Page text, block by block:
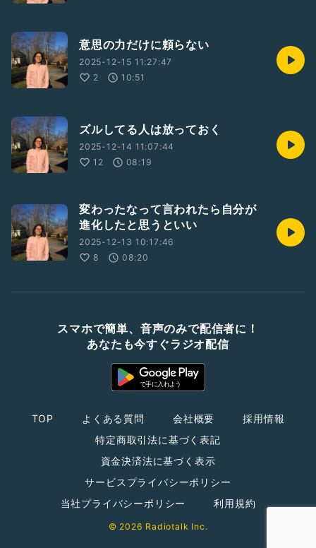
意思の力だけに頼らない
2025-12-15 11:27:47
2
10:51
ズルしてる人は放っておく
2025-12-14 11:07:44
12
08:19
変わったなって言われたら自分が
進化したと思うといい
2025-12-13 10:17:46
8
08:20
スマホで簡単、音声のみで配信者に！
あなたも今すぐラジオ配信
TOP よくある質問 会社概要
採用情報
特定商取引法に基づく表記
資金決済法に基づく表示
サービスプライバシーポリシー
当社プライバシーポリシー
利用規約
© 2026 Radiotalk Inc.